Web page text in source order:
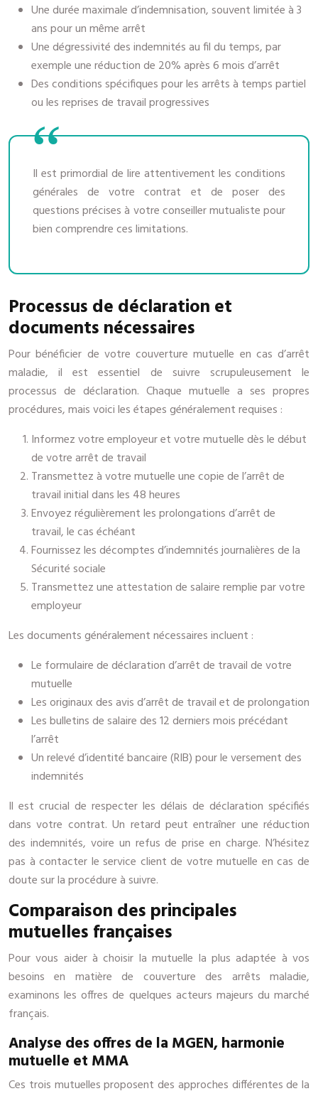
Une durée maximale d’indemnisation, souvent limitée à 3
ans pour un même arrêt
Une dégressivité des indemnités au fil du temps, par
exemple une réduction de 20% après 6 mois d’arrêt
Des conditions spécifiques pour les arrêts à temps partiel
ou les reprises de travail progressives
Il est primordial de lire attentivement les conditions
générales de votre contrat et de poser des
questions précises à votre conseiller mutualiste pour
bien comprendre ces limitations.
Processus de déclaration et
documents nécessaires
Pour bénéficier de votre couverture mutuelle en cas d’arrêt
maladie, il est essentiel de suivre scrupuleusement le
processus de déclaration. Chaque mutuelle a ses propres
procédures, mais voici les étapes généralement requises :
Informez votre employeur et votre mutuelle dès le début
de votre arrêt de travail
Transmettez à votre mutuelle une copie de l’arrêt de
travail initial dans les 48 heures
Envoyez régulièrement les prolongations d’arrêt de
travail, le cas échéant
Fournissez les décomptes d’indemnités journalières de la
Sécurité sociale
Transmettez une attestation de salaire remplie par votre
employeur
Les documents généralement nécessaires incluent :
Le formulaire de déclaration d’arrêt de travail de votre
mutuelle
Les originaux des avis d’arrêt de travail et de prolongation
Les bulletins de salaire des 12 derniers mois précédant
l’arrêt
Un relevé d’identité bancaire (RIB) pour le versement des
indemnités
Il est crucial de respecter les délais de déclaration spécifiés
dans votre contrat. Un retard peut entraîner une réduction
des indemnités, voire un refus de prise en charge. N’hésitez
pas à contacter le service client de votre mutuelle en cas de
doute sur la procédure à suivre.
Comparaison des principales
mutuelles françaises
Pour vous aider à choisir la mutuelle la plus adaptée à vos
besoins en matière de couverture des arrêts maladie,
examinons les offres de quelques acteurs majeurs du marché
français.
Analyse des offres de la MGEN, harmonie
mutuelle et MMA
Ces trois mutuelles proposent des approches différentes de la